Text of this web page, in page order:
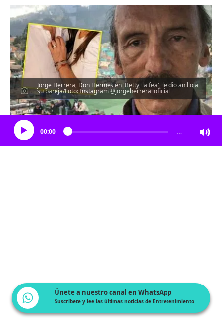
Jorge Herrera, Don Hermes en 'Betty, la fea', le dio anillo a
su pareja/Foto: Instagram @jorgeherrera_oficial
Escucha el artículo
00:00 …
Únete a nuestro canal en WhatsApp
Suscríbete y lee las últimas noticias de Entretenimiento